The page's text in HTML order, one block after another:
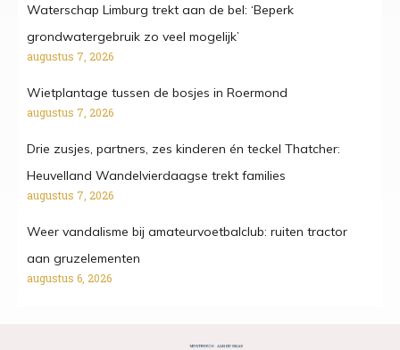
Waterschap Limburg trekt aan de bel: ‘Beperk
grondwatergebruik zo veel mogelijk’
augustus 7, 2026
Wietplantage tussen de bosjes in Roermond
augustus 7, 2026
Drie zusjes, partners, zes kinderen én teckel Thatcher:
Heuvelland Wandelvierdaagse trekt families
augustus 7, 2026
Weer vandalisme bij amateurvoetbalclub: ruiten tractor
aan gruzelementen
augustus 6, 2026